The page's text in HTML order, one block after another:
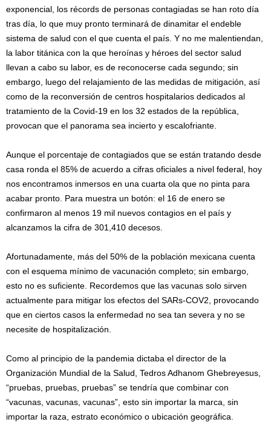
exponencial, los récords de personas contagiadas se han roto día
tras día, lo que muy pronto terminará de dinamitar el endeble
sistema de salud con el que cuenta el país. Y no me malentiendan,
la labor titánica con la que heroínas y héroes del sector salud
llevan a cabo su labor, es de reconocerse cada segundo; sin
embargo, luego del relajamiento de las medidas de mitigación, así
como de la reconversión de centros hospitalarios dedicados al
tratamiento de la Covid-19 en los 32 estados de la república,
provocan que el panorama sea incierto y escalofriante.
Aunque el porcentaje de contagiados que se están tratando desde
casa ronda el 85% de acuerdo a cifras oficiales a nivel federal, hoy
nos encontramos inmersos en una cuarta ola que no pinta para
acabar pronto. Para muestra un botón: el 16 de enero se
confirmaron al menos 19 mil nuevos contagios en el país y
alcanzamos la cifra de 301,410 decesos.
Afortunadamente, más del 50% de la población mexicana cuenta
con el esquema mínimo de vacunación completo; sin embargo,
esto no es suficiente. Recordemos que las vacunas solo sirven
actualmente para mitigar los efectos del SARs-COV2, provocando
que en ciertos casos la enfermedad no sea tan severa y no se
necesite de hospitalización.
Como al principio de la pandemia dictaba el director de la
Organización Mundial de la Salud, Tedros Adhanom Ghebreyesus,
“pruebas, pruebas, pruebas” se tendría que combinar con
“vacunas, vacunas, vacunas”, esto sin importar la marca, sin
importar la raza, estrato económico o ubicación geográfica.